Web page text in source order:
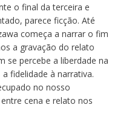
o final da terceira e
parece ficção. Até
começa a narrar o fim
a gravação do relato
se percebe a liberdade na
fidelidade à narrativa.
no nosso
cena e relato nos